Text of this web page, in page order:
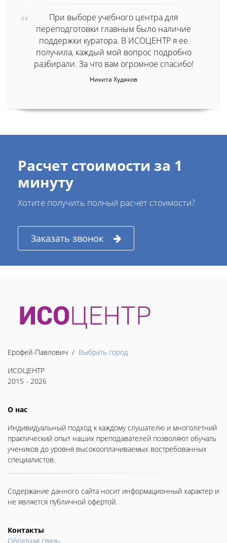
При выборе учебного центра для
переподготовки главным было наличие
поддержки куратора. В ИСОЦЕНТР я ее
получила, каждый мой вопрос подробно
разбирали. За что вам огромное спасибо!
Никита Худяков
Расчет стоимости за 1
минуту
Хотите получить полный расчет стоимости?
Заказать звонок
Ерофей-Павлович / Выбрать город
ИСОЦЕНТР
2015 - 2026
О нас
Индивидуальный подход к каждому слушателю и многолетний
практический опыт наших преподавателей позволяют обучать
учеников до уровня высокооплачиваемых востребованных
специалистов.
Содержание данного сайта носит информационный характер и
не является публичной офертой.
Контакты
Обратная связь